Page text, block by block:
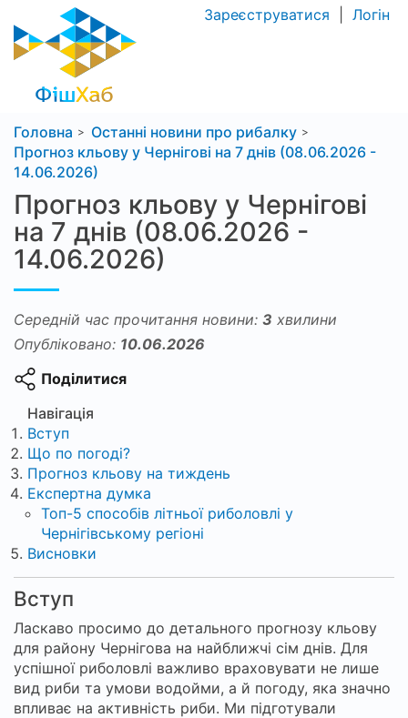
Зареєструватися Логін
Головна
Останні новини про рибалку
Прогноз кльову у Чернігові на 7 днів (08.06.2026 -
14.06.2026)
Прогноз кльову у Чернігові
на 7 днів (08.06.2026 -
14.06.2026)
Середній час прочитання новини: 3 хвилини
Опубліковано: 10.06.2026
Поділитися
Навігація
Вступ
Що по погоді?
Прогноз кльову на тиждень
Експертна думка
Топ-5 способів літньої риболовлі у
Чернігівському регіоні
Висновки
Вступ
Ласкаво просимо до детального прогнозу кльову
для району Чернігова на найближчі сім днів. Для
успішної риболовлі важливо враховувати не лише
вид риби та умови водойми, а й погоду, яка значно
впливає на активність риби. Ми підготували